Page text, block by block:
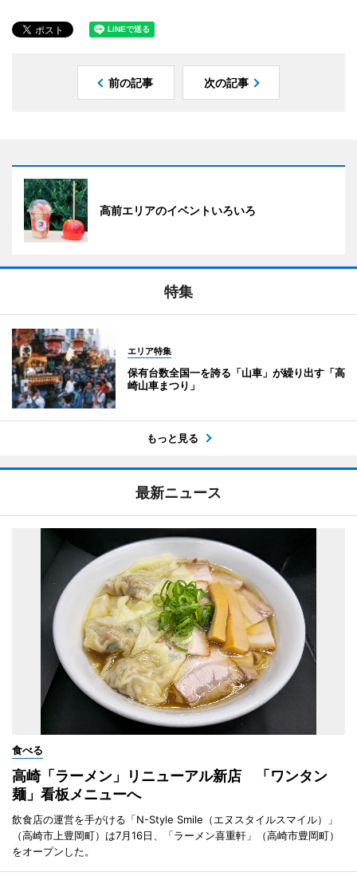
前の記事 次の記事
高前エリアのイベントいろいろ
特集
エリア特集
保有台数全国一を誇る「山車」が繰り出す「高
崎山車まつり」
もっと見る
最新ニュース
食べる
高崎「ラーメン」リニューアル新店 「ワンタン
麺」看板メニューへ
飲食店の運営を手がける「N-Style Smile（エヌスタイルスマイル）」
（高崎市上豊岡町）は7月16日、「ラーメン喜重軒」（高崎市豊岡町）
をオープンした。